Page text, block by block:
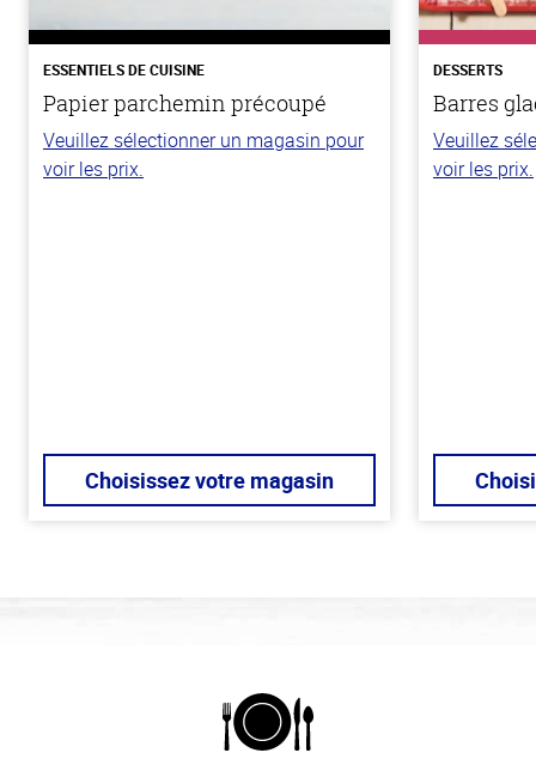
ESSENTIELS DE CUISINE
Papier parchemin précoupé
Veuillez sélectionner un magasin pour
voir les prix.
Choisissez votre magasin
DESSERTS
Barres
Veuillez
voir les prix.